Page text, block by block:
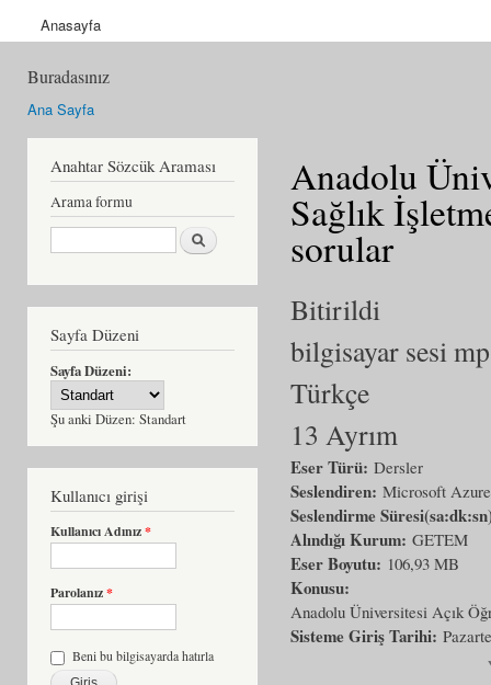
Anasayfa
Buradasınız
Ana Sayfa
Anahtar Sözcük Araması
Arama formu
Ara
Sayfa Düzeni
Sayfa Düzeni:
Şu anki Düzen: Standart
Kullanıcı girişi
Kullanıcı Adınız*
Parolanız*
Beni bu bilgisayarda hatırla
Anadolu
Sağlık
sorular
Bitirildi
bilgisayar sesi
Türkçe
13 Ayrım
Eser Türü: Dersler
Seslendiren: Microsoft
Seslendirme
Alındığı Kurum: GETEM
Eser Boyutu: 106,93 MB
Konusu:
Anadolu Üniversitesi Açık
Sisteme Giriş Tarihi: